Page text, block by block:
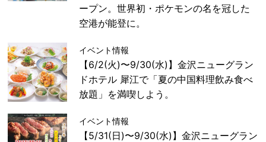
ープン。世界初・ポケモンの名を冠した
空港が能登に。
イベント情報
【6/2(火)〜9/30(水)】金沢ニューグラン
ドホテル 犀江で「夏の中国料理飲み食べ
放題」を満喫しよう。
イベント情報
【5/31(日)〜9/30(水)】金沢ニューグラン